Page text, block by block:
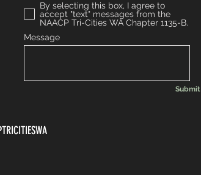
By selecting this box, I agree to
accept "text" messages from the
NAACP Tri-Cities WA Chapter 1135-B.
Message
Submit